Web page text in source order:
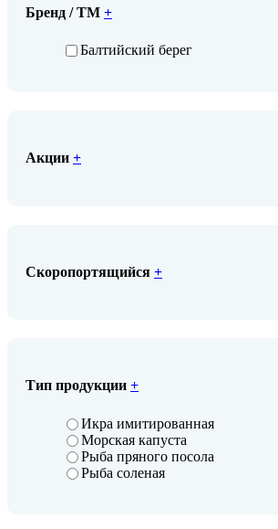
Бренд / ТМ +
Балтийский берег
Акции +
Скоропортящийся +
Тип продукции +
Икра имитированная
Морская капуста
Рыба пряного посола
Рыба соленая